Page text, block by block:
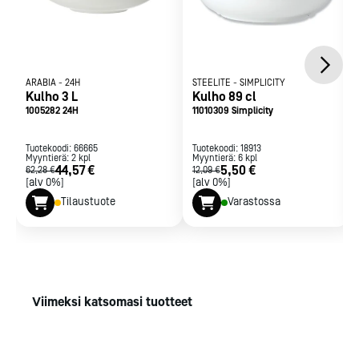
ARABIA - 24H
Kulho 3 L
1005282 24H
Tuotekoodi: 66665
Myyntierä: 2 kpl
62,28 €44,57 €
[alv 0%]
Tilaustuote
STEELITE - SIMPLICITY
Kulho 89 cl
11010309 Simplicity
Tuotekoodi: 18913
Myyntierä: 6 kpl
12,09 €5,50 €
[alv 0%]
Varastossa
Viimeksi katsomasi tuotteet